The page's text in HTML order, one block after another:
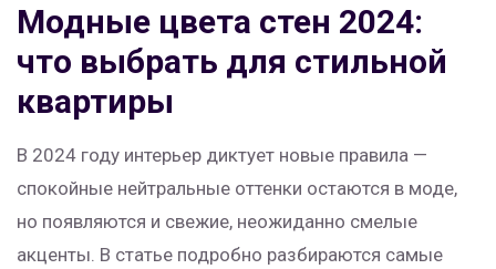
Модные цвета стен 2024:
что выбрать для стильной
квартиры
В 2024 году интерьер диктует новые правила —
спокойные нейтральные оттенки остаются в моде,
но появляются и свежие, неожиданно смелые
акценты. В статье подробно разбираются самые